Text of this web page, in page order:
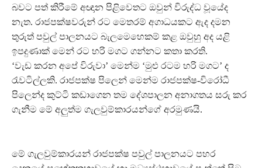
බවට පත් කිරීමේ අඥාන පිළිවෙතට ඔවුන් විරුද්ධ වූයේද
නැත. රාජපක්ෂවරුන් රට මෙතරම් අගාධයකට ඇද දමන
තුරුත් පවුල් පාලනයට බැලමෙහෙකම් කළ ඔවුහු අද යළි
ඉපදුණාක් මෙන් රට හරි මගට ගන්නට කතා කරති.
‘වැඩ කරන අපේ විරුවා’ මෙන්ම ‘මුළු රටම හරි මගට’ ද
රැවටිල්ලකි. රාජපක්ෂ පිලෙන් මෙන්ම රාජපක්ෂ-විරෝධී
පිලෙන්ද කුට්ටි කඩාගෙන තම දේශපාලන අනාගතය සරු කර
ගැනීම මේ අලුත්ම ගැලවුම්කාරයන්ගේ අරමුණයි.
මේ ගැලවුම්කාරයන් රාජපක්ෂ පවුල් පාලනයට පහර